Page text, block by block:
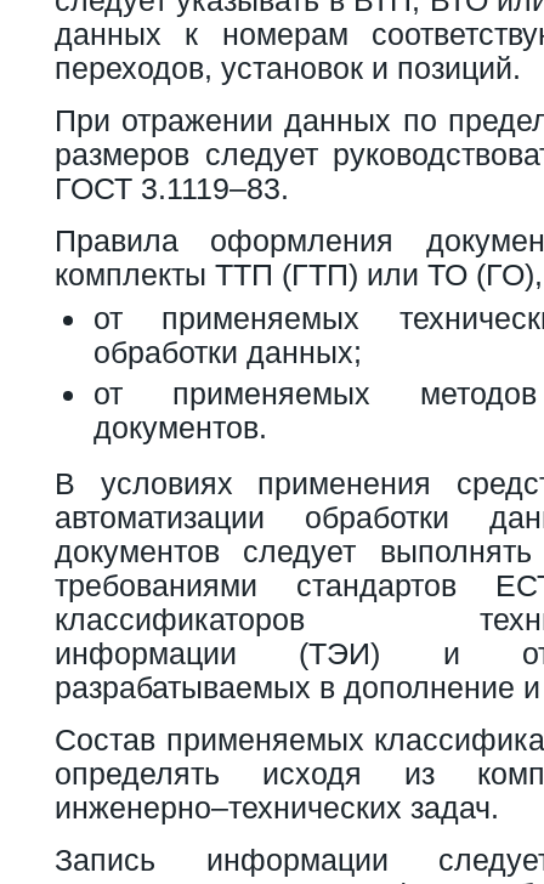
данных к номерам
переходов, установок и позиций.
При отражении данных по
размеров следует
ГОСТ 3.1119–83.
Правила оформления
комплекты ТТП (ГТП) или ТО (ГО),
от применяемых
обработки данных;
от применяемых методов
документов.
В условиях применения
автоматизации обработки
документов следует
требованиями стандартов
классификаторов
информации (ТЭИ) и
разрабатываемых в дополнение
Состав применяемых
определять исходя из
инженерно–технических задач.
Запись информации